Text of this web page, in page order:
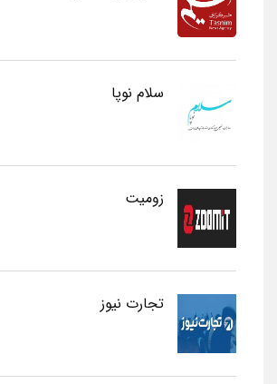
سلام نوپا
زومیت
تجارت نیوز